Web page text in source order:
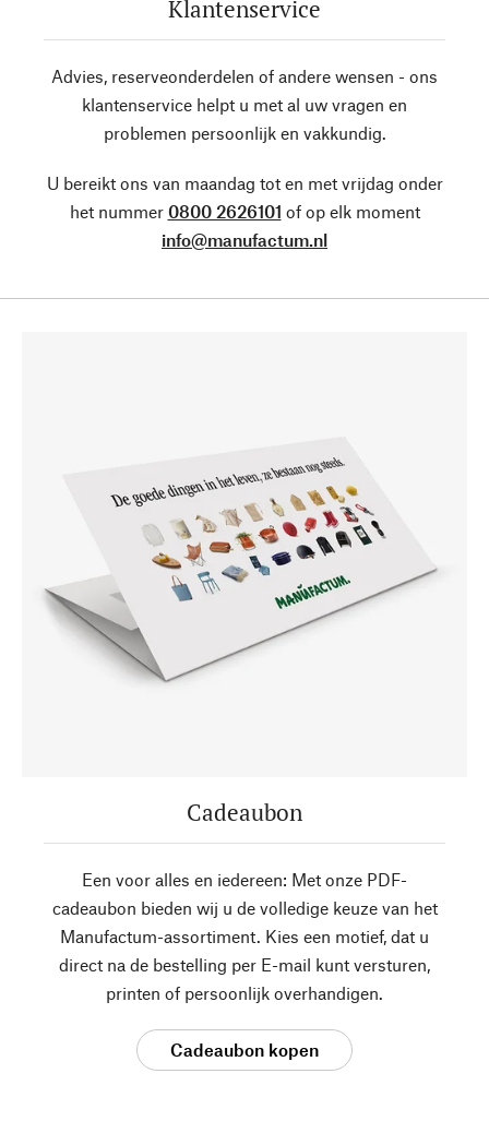
Klantenservice
Advies, reserveonderdelen of andere wensen - ons
klantenservice helpt u met al uw vragen en
problemen persoonlijk en vakkundig.
U bereikt ons van maandag tot en met vrijdag onder
het nummer 0800 2626101 of op elk moment
info@manufactum.nl
Cadeaubon
Een voor alles en iedereen: Met onze PDF-
cadeaubon bieden wij u de volledige keuze van het
Manufactum-assortiment. Kies een motief, dat u
direct na de bestelling per E-mail kunt versturen,
printen of persoonlijk overhandigen.
Cadeaubon kopen